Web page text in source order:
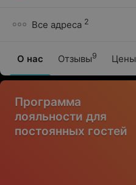
О нас Отзывы9 Цены
Все адреса 2
Программа
лояльности для
постоянных гостей